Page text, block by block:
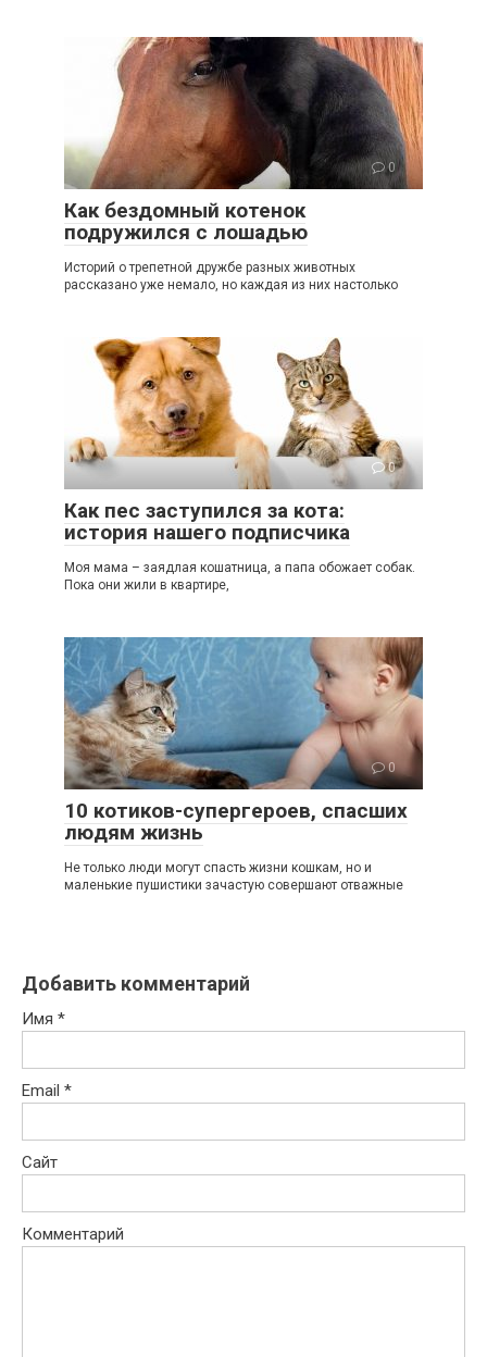
0
Как бездомный котенок
подружился с лошадью
Историй о трепетной дружбе разных животных
рассказано уже немало, но каждая из них настолько
0
Как пес заступился за кота:
история нашего подписчика
Моя мама – заядлая кошатница, а папа обожает собак.
Пока они жили в квартире,
0
10 котиков-супергероев, спасших
людям жизнь
Не только люди могут спасть жизни кошкам, но и
маленькие пушистики зачастую совершают отважные
Добавить комментарий
Имя *
Email *
Сайт
Комментарий